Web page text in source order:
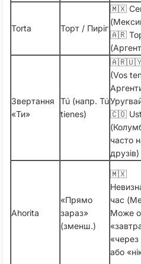
Torta Торт / Пиріг
🇲🇽
🇦🇷
Звертання
«Ти»
Tú (напр. Tú
tienes)
🇦🇷🇺🇾
(Vos
🇨🇴
часто
друзів)
Ahorita
«Прямо
зараз»
(зменш.)
🇲🇽
час
Може
«через
або